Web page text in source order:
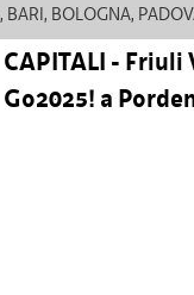
BOLOGNA,
CAPITALI -
Go2025! a